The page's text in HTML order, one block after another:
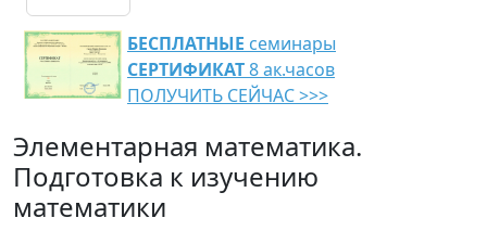
БЕСПЛАТНЫЕ семинары
СЕРТИФИКАТ8 ак.часов
ПОЛУЧИТЬ СЕЙЧАС >>>
Элементарная математика.
Подготовка к изучению
математики